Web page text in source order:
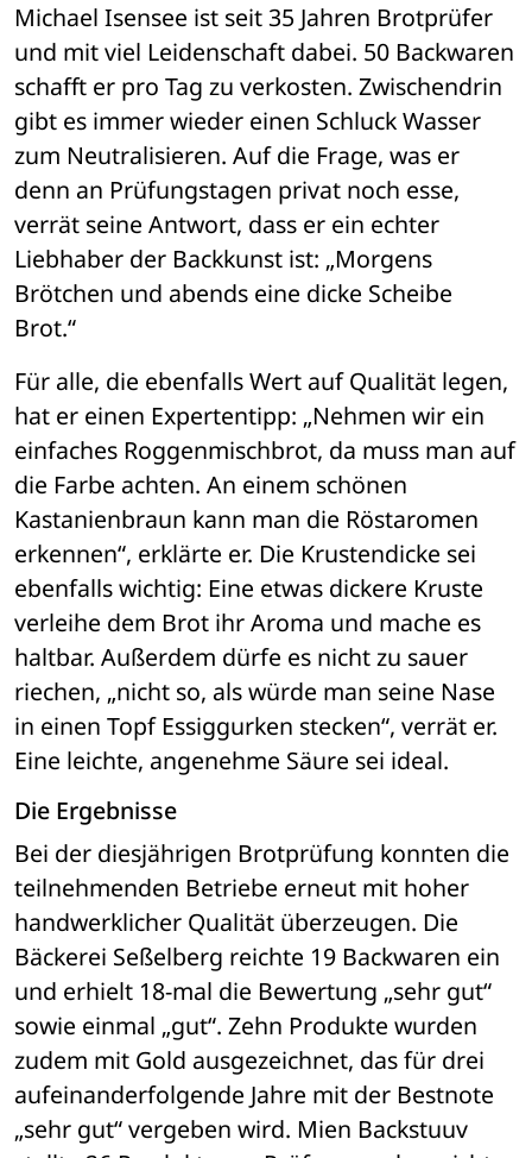
Michael Isensee ist seit 35 Jahren Brotprüfer
und mit viel Leidenschaft dabei. 50 Backwaren
schafft er pro Tag zu verkosten. Zwischendrin
gibt es immer wieder einen Schluck Wasser
zum Neutralisieren. Auf die Frage, was er
denn an Prüfungstagen privat noch esse,
verrät seine Antwort, dass er ein echter
Liebhaber der Backkunst ist: „Morgens
Brötchen und abends eine dicke Scheibe
Brot.“
Für alle, die ebenfalls Wert auf Qualität legen,
hat er einen Expertentipp: „Nehmen wir ein
einfaches Roggenmischbrot, da muss man auf
die Farbe achten. An einem schönen
Kastanienbraun kann man die Röstaromen
erkennen“, erklärte er. Die Krustendicke sei
ebenfalls wichtig: Eine etwas dickere Kruste
verleihe dem Brot ihr Aroma und mache es
haltbar. Außerdem dürfe es nicht zu sauer
riechen, „nicht so, als würde man seine Nase
in einen Topf Essiggurken stecken“, verrät er.
Eine leichte, angenehme Säure sei ideal.
Die Ergebnisse
Bei der diesjährigen Brotprüfung konnten die
teilnehmenden Betriebe erneut mit hoher
handwerklicher Qualität überzeugen. Die
Bäckerei Seßelberg reichte 19 Backwaren ein
und erhielt 18-mal die Bewertung „sehr gut“
sowie einmal „gut“. Zehn Produkte wurden
zudem mit Gold ausgezeichnet, das für drei
aufeinanderfolgende Jahre mit der Bestnote
„sehr gut“ vergeben wird. Mien Backstuuv